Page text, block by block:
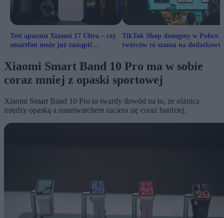
Test aparatu Xiaomi 17 Ultra – czy
smartfon może już zastąpić
TikTok Shop dostępny w Polsce.
twórców to szansa na dodatkowy
Xiaomi Smart Band 10 Pro ma w sobie
coraz mniej z opaski sportowej
Xiaomi Smart Band 10 Pro to twardy dowód na to, że różnica
między opaską a smartwatchem zaciera się coraz bardziej.